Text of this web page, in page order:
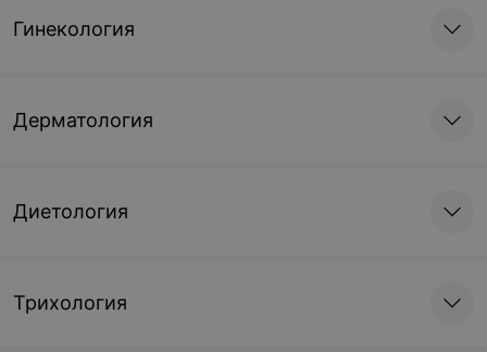
Гинекология
Дерматология
Диетология
Трихология